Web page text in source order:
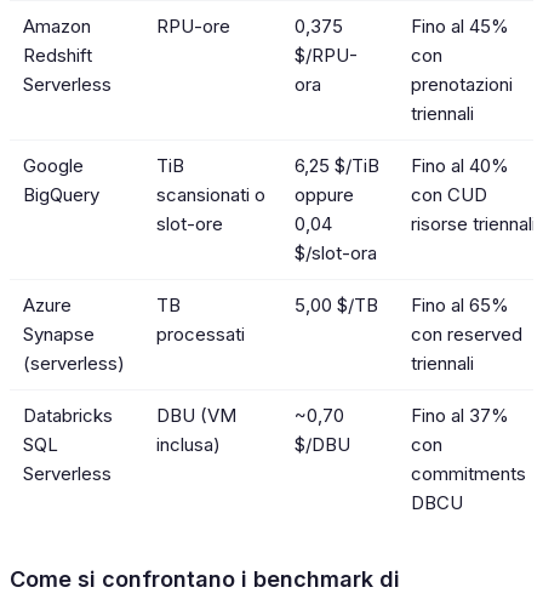
Amazon
Redshift
Serverless
RPU-ore
0,375
$/RPU-
ora
Fino al 45%
con
prenotazioni
triennali
Google
BigQuery
TiB
scansionati o
slot-ore
6,25 $/TiB
oppure
0,04
$/slot-ora
Fino al 40%
con CUD
risorse triennali
Azure
Synapse
(serverless)
TB
processati
5,00 $/TB
Fino al 65%
con reserved
triennali
Databricks
SQL
Serverless
DBU (VM
inclusa)
~0,70
$/DBU
Fino al 37%
con
commitments
DBCU
Come si confrontano i benchmark di